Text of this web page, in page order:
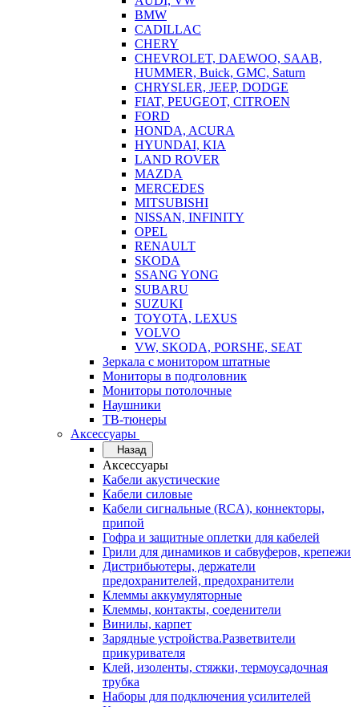
BMW
CADILLAC
CHERY
CHEVROLET, DAEWOO, SAAB,
HUMMER, Buick, GMC, Saturn
CHRYSLER, JEEP, DODGE
FIAT, PEUGEOT, CITROEN
FORD
HONDA, ACURA
HYUNDAI, KIA
LAND ROVER
MAZDA
MERCEDES
MITSUBISHI
NISSAN, INFINITY
OPEL
RENAULT
SKODA
SSANG YONG
SUBARU
SUZUKI
TOYOTA, LEXUS
VOLVO
VW, SKODA, PORSHE, SEAT
Зеркала с монитором штатные
Мониторы в подголовник
Мониторы потолочные
Наушники
ТВ-тюнеры
Аксессуары
Назад
Аксессуары
Кабели акустические
Кабели силовые
Кабели сигнальные (RCA), коннекторы,
припой
Гофра и защитные оплетки для кабелей
Грили для динамиков и сабвуферов, крепежи
Дистрибьютеры, держатели
предохранителей, предохранители
Клеммы аккумуляторные
Клеммы, контакты, соеденители
Винилы, карпет
Зарядные устройства.Разветвители
прикуривателя
Клей, изоленты, стяжки, термоусадочная
трубка
Наборы для подключения усилителей